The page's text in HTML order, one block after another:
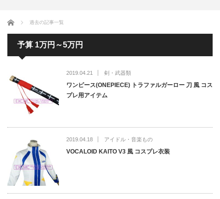
ホーム 過去の記事一覧
予算 1万円～5万円
2019.04.21 剣・武器類
ワンピース(ONEPIECE) トラファルガーロー 刀 風 コス
プレ用アイテム
2019.04.18 アイドル・音楽もの
VOCALOID KAITO V3 風 コスプレ衣装